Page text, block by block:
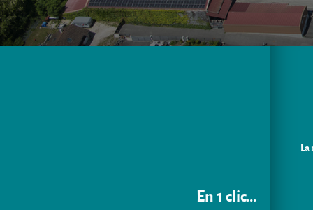
En 1 clic...